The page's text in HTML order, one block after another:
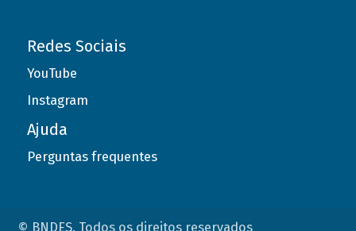
Redes Sociais
YouTube
Instagram
Ajuda
Perguntas frequentes
© BNDES. Todos os direitos reservados